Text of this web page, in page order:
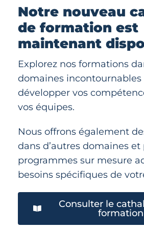
Notre nouveau
de formation est
maintenant
Explorez nos formations
domaines incontournables
développer vos
vos équipes.
Nous offrons également
dans d’autres domaines et
programmes sur mesure
besoins spécifiques de
Consulter le
formation